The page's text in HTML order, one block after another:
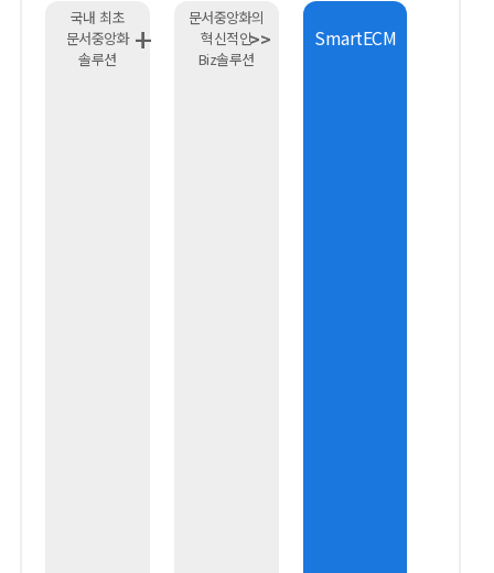
국내 최초
문서중앙화
솔루션
+
문서중앙화의
혁신적인
Biz솔루션
>> SmartECM